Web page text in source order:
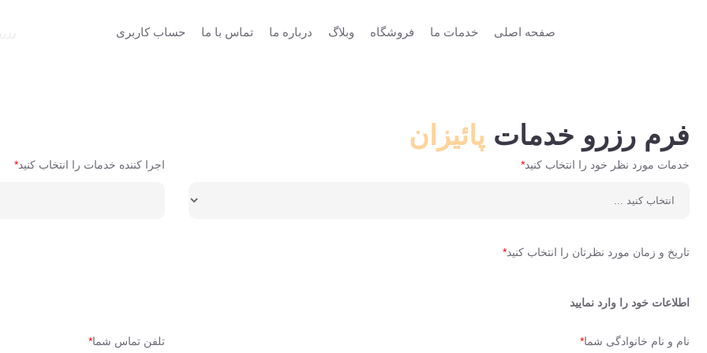
صفحه اصلی خدمات ما فروشگاه وبلاگ درباره ما تماس با ما حساب کاربری
فرم رزرو خدمات پائیزان
خدمات مورد نظر خود را انتخاب کنید* اجرا کننده خدمات را انتخاب کنید*
تاریخ و زمان مورد نظرتان را انتخاب کنید*
اطلاعات خود را وارد نمایید
نام و نام خانوادگی شما* تلفن تماس شما*